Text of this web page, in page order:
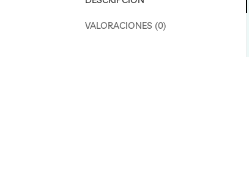
VALORACIONES (0)